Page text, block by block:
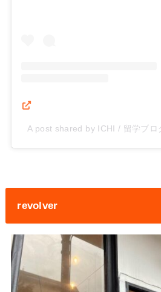
A post shared by ICHI / 留学ブ
revolver